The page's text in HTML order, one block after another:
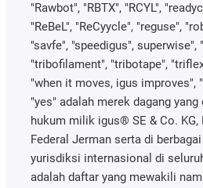
"Rawbot", "RBTX", "RCYL",
"ReBeL", "ReCyycle", "reguse",
"savfe", "speedigus", superwise",
"tribofilament", "tribotape",
"when it moves, igus improves",
"yes" adalah merek dagang
hukum milik igus® SE & Co. KG,
Federal Jerman serta di
yurisdiksi internasional di
adalah daftar yang mewakili